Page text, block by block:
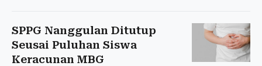
SPPG Nanggulan Ditutup
Seusai Puluhan Siswa
Keracunan MBG